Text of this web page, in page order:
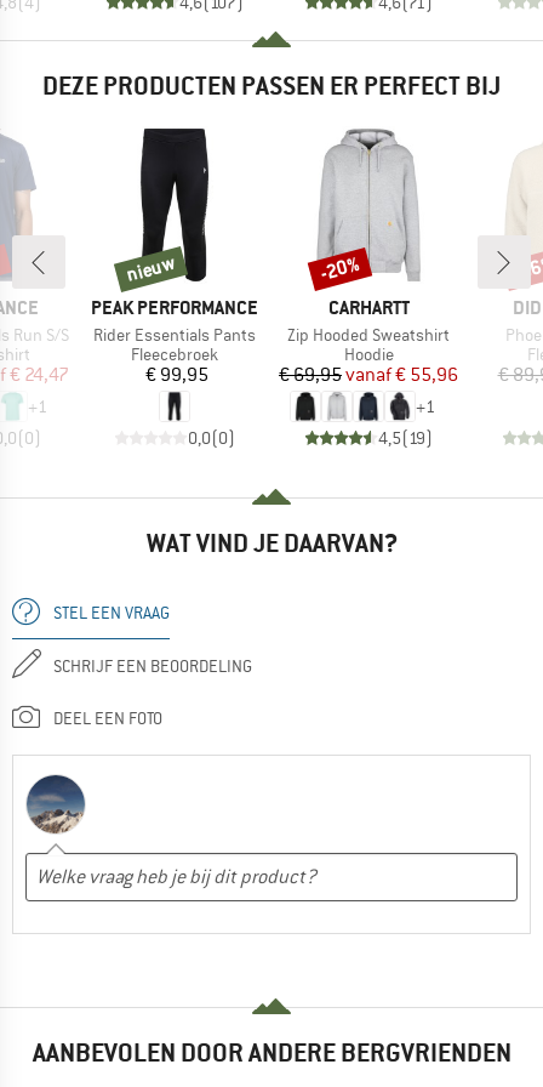
DEZE PRODUCTEN PASSEN ER PERFECT BIJ
Run S/S
prijs
€ 24,47
+1
(0)
MERK
PEAK PERFORMANCE
Artikel
Rider Essentials Pants
Productgroep
Fleecebroek
Prijs
€ 99,95
0,0(0)
nieuw
nieuw
MERK
CARHARTT
Artikel
Zip Hooded Sweatshirt
Productgroep
Hoodie
Prijs
€ 69,95 Verlaagde prijs
vanaf€ 55,96
+1
4,5(19)
Korting
-20%
€
-
WAT VIND JE DAARVAN?
STEL EEN VRAAG
SCHRIJF EEN BEOORDELING
DEEL EEN FOTO
AANBEVOLEN DOOR ANDERE BERGVRIENDEN